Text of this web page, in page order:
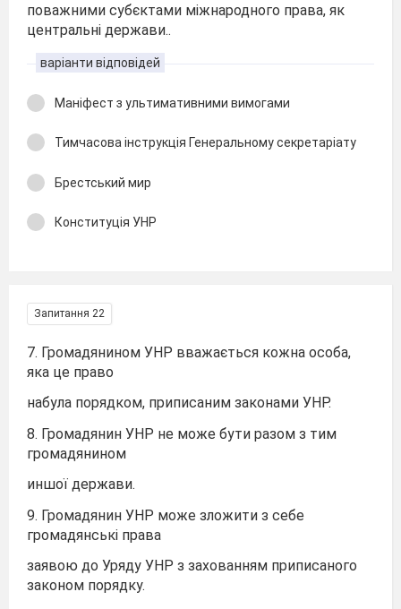
поважними субєктами міжнародного права, як
центральні держави..
варіанти відповідей
Маніфест з ультимативними вимогами
Тимчасова інструкція Генеральному секретаріату
Брестський мир
Конституція УНР
Запитання 22
7. Громадянином УНР вважається кожна особа,
яка це право
набула порядком, приписаним законами УНР.
8. Громадянин УНР не може бути разом з тим
громадянином
иншої держави.
9. Громадянин УНР може зложити з себе
громадянські права
заявою до Уряду УНР з захованням приписаного
законом порядку.